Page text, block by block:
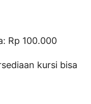
Rp 100.000
kursi bisa